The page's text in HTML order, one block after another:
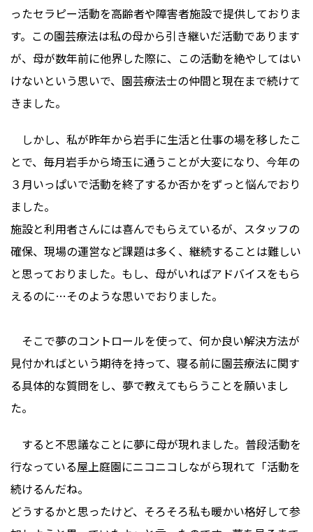
ったセラピー活動を高齢者や障害者施設で提供しておりま
す。この園芸療法は私の母から引き継いだ活動であります
が、母が数年前に他界した際に、この活動を絶やしてはい
けないという思いで、園芸療法士の仲間と現在まで続けて
きました。
しかし、私が昨年から岩手に生活と仕事の場を移したこ
とで、毎月岩手から埼玉に通うことが大変になり、今年の
３月いっぱいで活動を終了するか否かをずっと悩んでおり
ました。
施設と利用者さんには喜んでもらえているが、スタッフの
確保、現場の運営など課題は多く、継続することは難しい
と思っておりました。もし、母がいればアドバイスをもら
えるのに…そのような思いでおりました。
そこで夢のコントロールを使って、何か良い解決方法が
見付かればという期待を持って、寝る前に園芸療法に関す
る具体的な質問をし、夢で教えてもらうことを願いまし
た。
すると不思議なことに夢に母が現れました。普段活動を
行なっている屋上庭園にニコニコしながら現れて「活動を
続けるんだね。
どうするかと思ったけど、そろそろ私も暖かい格好して参